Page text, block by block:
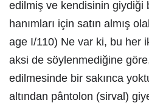
edilmiş ve kendisinin giydiği
hanımları için satın almış
age I/110) Ne var ki, bu her
aksi de söylenmediğine
edilmesinde bir sakınca
altından pântolon (sirval)